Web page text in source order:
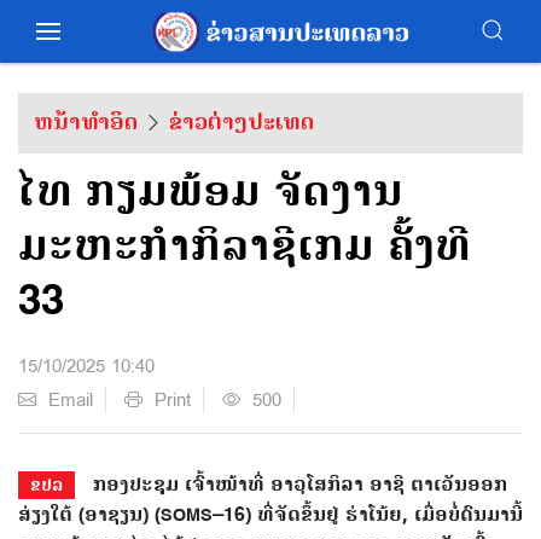
ຫນ້າທຳອິດ ຂ່າວຕ່າງປະເທດ
ໄທ ກຽມພ້ອມ ຈັດງານ
ມະຫະກຳກິລາຊີເກມ ຄັ້ງທີ
33
15/10/2025 10:40
Email
Print 500
ຂປລ
ກອງປະຊຸມ ເຈົ້າໜ້າທີ່ ອາວຸໂສກິລາ ອາຊີ ຕາເວັນອອກ
ສ່ຽງໃຕ້ (ອາຊຽນ) (SOMS–16) ທີ່ຈັດຂຶ້ນຢູ່ ຮ່າໂນ້ຍ, ເມື່ອບໍ່ດົນມານີ້